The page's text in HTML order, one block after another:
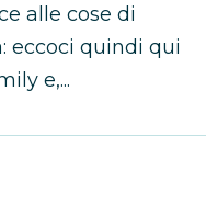
alle cose di
eccoci quindi qui
e,...